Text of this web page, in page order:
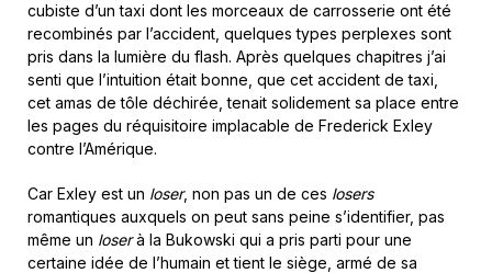
cubiste d’un taxi dont les morceaux de carrosserie ont été
recombinés par l’accident, quelques types perplexes sont
pris dans la lumière du flash. Après quelques chapitres j’ai
senti que l’intuition était bonne, que cet accident de taxi,
cet amas de tôle déchirée, tenait solidement sa place entre
les pages du réquisitoire implacable de Frederick Exley
contre l’Amérique.
Car Exley est un loser, non pas un de ces losers
romantiques auxquels on peut sans peine s’identifier, pas
même un loserà la Bukowski qui a pris parti pour une
certaine idée de l’humain et tient le siège, armé de sa